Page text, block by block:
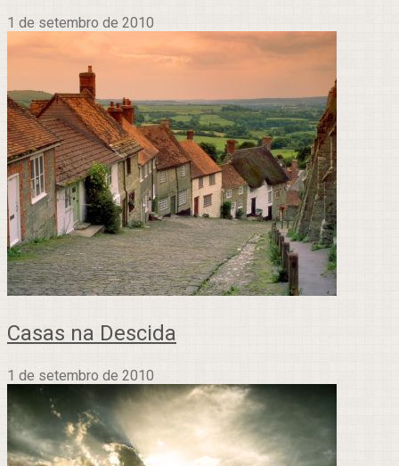
1 de setembro de 2010
Casas na Descida
1 de setembro de 2010